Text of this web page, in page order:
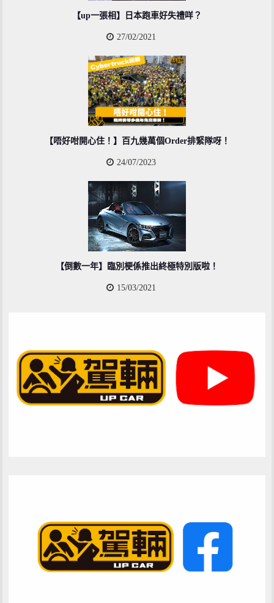
【up一張相】日本跑車好失禮咩？
27/02/2021
【唔好咁開心住！】百九幾萬個Order排緊隊呀！
24/07/2023
【倒數一年】臨別梗係推出終極特別版啦！
15/03/2021